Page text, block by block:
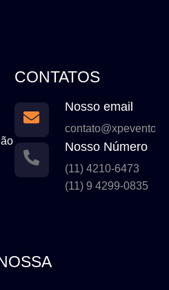
CONTATOS
Nosso email
Nosso Número
(11) 4210-6473
(11) 9 4299-0835